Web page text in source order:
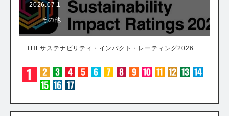
2026.07.1
その他
THEサステナビリティ・インパクト・レーティング2026